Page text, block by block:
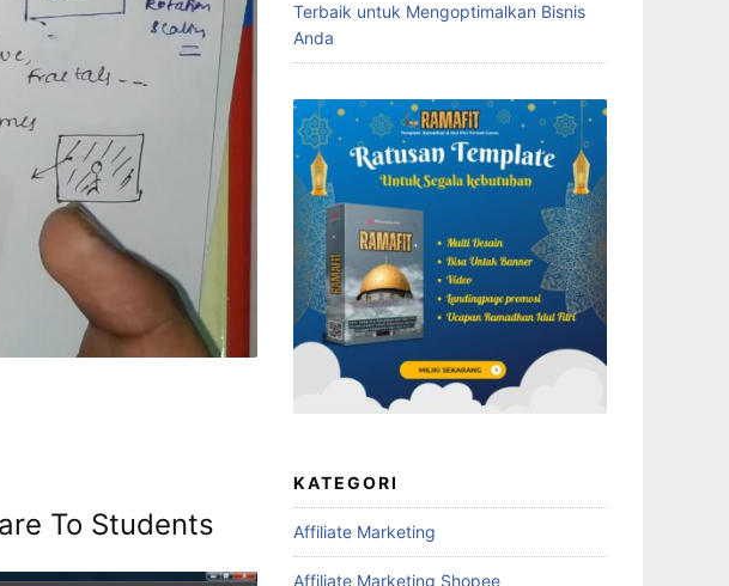
To Students
Terbaik untuk Mengoptimalkan Bisnis
Anda
KATEGORI
Affiliate Marketing
Affiliate Marketing Shopee